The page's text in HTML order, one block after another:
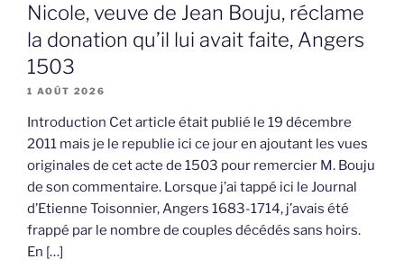
Nicole, veuve de Jean Bouju, réclame
la donation qu’il lui avait faite, Angers
1503
1 AOÛT 2026
Introduction Cet article était publié le 19 décembre
2011 mais je le republie ici ce jour en ajoutant les vues
originales de cet acte de 1503 pour remercier M. Bouju
de son commentaire. Lorsque j’ai tappé ici le Journal
d’Etienne Toisonnier, Angers 1683-1714, j’avais été
frappé par le nombre de couples décédés sans hoirs.
En […]